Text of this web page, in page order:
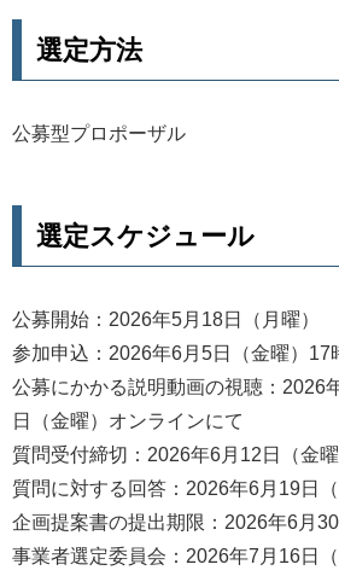
選定方法
公募型プロポーザル
選定スケジュール
公募開始：2026年5月18日（月曜）
参加申込：2026年6月5日（金曜）17
公募にかかる説明動画の視聴：2026
日（金曜）オンラインにて
質問受付締切：2026年6月12日（金
質問に対する回答：2026年6月19日
企画提案書の提出期限：2026年6月
事業者選定委員会：2026年7月16日